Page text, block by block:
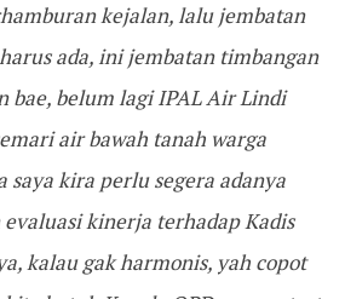
kejalan, lalu jembatan
ada, ini jembatan timbangan
bae, belum lagi IPAL Air Lindi
air bawah tanah warga
saya kira perlu segera adanya
kinerja terhadap Kadis
kalau gak harmonis, yah copot